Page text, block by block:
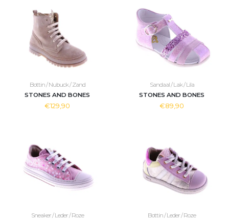
Bottin / Nubuck / Zand
STONES AND BONES
€129,90
Sandaal / Lak / Lila
STONES AND BONES
€89,90
Sneaker / Leder / Roze
Bottin / Leder / Roze